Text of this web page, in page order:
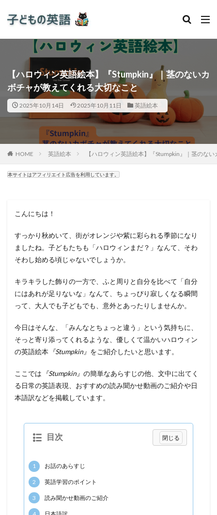
【ハロウィン英語絵本】『Stumpkin』｜茎のないカ
ボチャが教えてくれる大切なこと
2025年10月14日 2025年10月11日 英語絵本
HOME 英語絵本 【ハロウィン英語絵本】『Stumpkin』｜茎のな
本サイトはアフィリエイト広告を利用しています。
こんにちは！
すっかり秋めいて、街がオレンジや紫に彩られる季節になり
ましたね。子どもたちも「ハロウィンまだ？」なんて、そわ
そわし始める頃じゃないでしょうか。
キラキラした飾りの一方で、ふと周りと自分を比べて「自分
にはあれが足りないな」なんて、ちょっぴり寂しくなる瞬間
って、大人でも子どもでも、意外とあったりしませんか。
今日はそんな、「みんなとちょっと違う」という気持ちに、
そっと寄り添ってくれるような、優しくて温かいハロウィン
の英語絵本 『Stumpkin』 をご紹介したいと思います。
ここでは 『Stumpkin』 の簡単なあらすじの他、文中に出てく
る日常の英語表現、おすすめの読み聞かせ動画のご紹介や日
本語訳などを掲載しています。
目次
1 お話のあらすじ
2 英語学習のポイント
3 読み聞かせ動画のご紹介